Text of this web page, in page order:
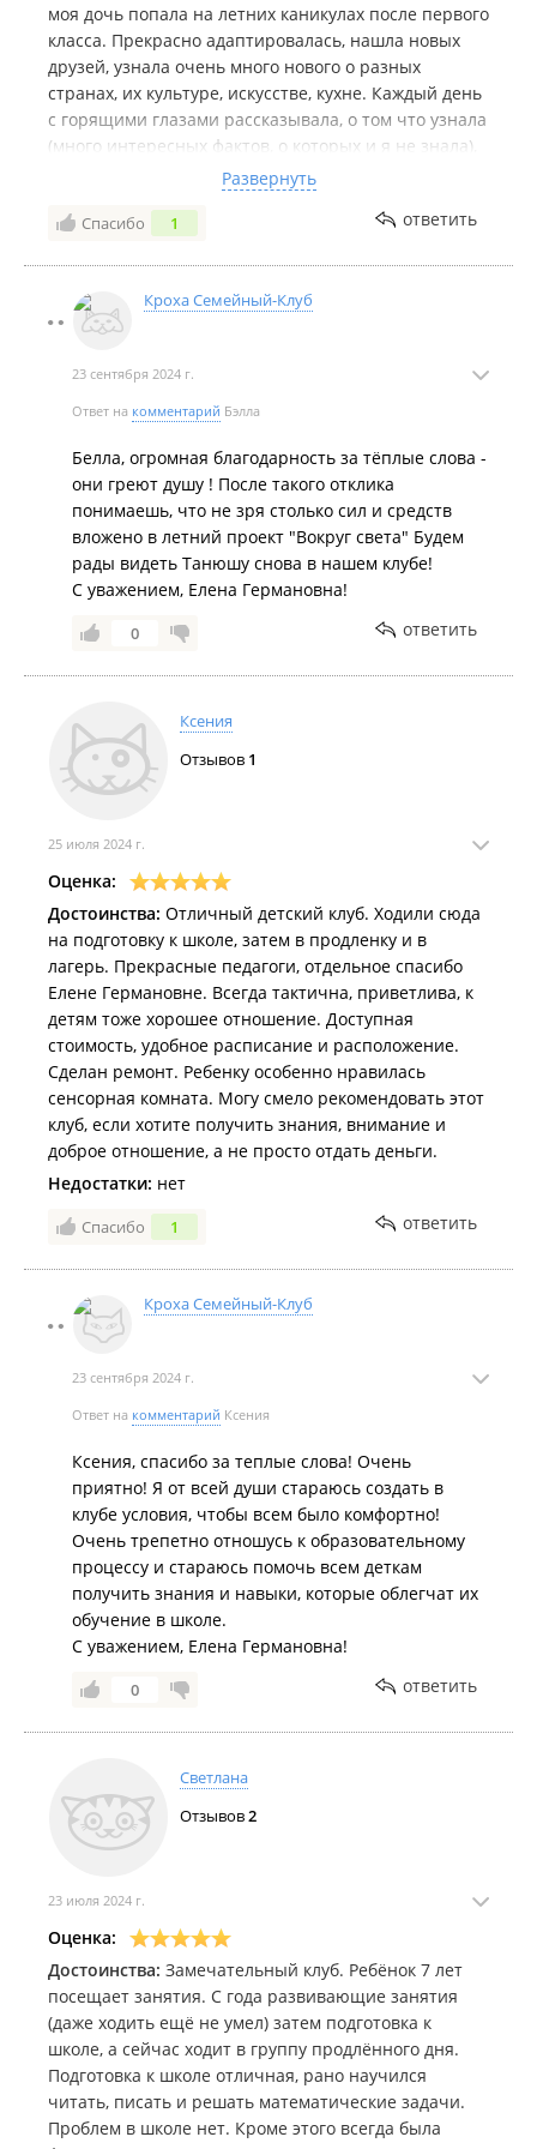
моя дочь попала на летних каникулах после первого
класса. Прекрасно адаптировалась, нашла новых
друзей, узнала очень много нового о разных
странах, их культуре, искусстве, кухне. Каждый день
с горящими глазами рассказывала, о том что узнала
(много интересных фактов, о которых и я не знала),
что делали, а это и подготовка к концертам, мастер-
классы по приготовлению различных блюд кухонь
мира (взяли на заметку и готовим дома), рисование,
расслабиться и отдохнуть. Аквариум, гамаки,
световые песочницы и ещё много интересного.
раздумий где ребенку провести лето. Настолько
было интересно, что моя девочка ждала когда
Прекрасный педагог и основатель лагеря - Елена
Германовна, с любовью и заботой относится к
детям, может найти подход к каждому. Спасибо Вам
огромное за организацию досуга наших детей.
Развернуть
Спасибо 1 ответить
Кроха Семейный-Клуб
23 сентября 2024 г.
Ответ на комментарий Бэлла
Белла, огромная благодарность за тёплые слова -
они греют душу ! После такого отклика
понимаешь, что не зря столько сил и средств
вложено в летний проект "Вокруг света" Будем
рады видеть Танюшу снова в нашем клубе!
С уважением, Елена Германовна!
0 ответить
Ксения
Отзывов 1
25 июля 2024 г.
Оценка:
Достоинства: Отличный детский клуб. Ходили сюда
на подготовку к школе, затем в продленку и в
лагерь. Прекрасные педагоги, отдельное спасибо
Елене Германовне. Всегда тактична, приветлива, к
детям тоже хорошее отношение. Доступная
стоимость, удобное расписание и расположение.
Сделан ремонт. Ребенку особенно нравилась
сенсорная комната. Могу смело рекомендовать этот
клуб, если хотите получить знания, внимание и
доброе отношение, а не просто отдать деньги.
Недостатки: нет
Спасибо 1 ответить
Кроха Семейный-Клуб
23 сентября 2024 г.
Ответ на комментарий Ксения
Ксения, спасибо за теплые слова! Очень
приятно! Я от всей души стараюсь создать в
клубе условия, чтобы всем было комфортно!
Очень трепетно отношусь к образовательному
процессу и стараюсь помочь всем деткам
получить знания и навыки, которые облегчат их
обучение в школе.
С уважением, Елена Германовна!
0 ответить
Светлана
Отзывов2
23 июля 2024 г.
Оценка:
Достоинства: Замечательный клуб. Ребёнок 7 лет
посещает занятия. С года развивающие занятия
(даже ходить ещё не умел) затем подготовка к
школе, а сейчас ходит в группу продлённого дня.
Подготовка к школе отличная, рано научился
читать, писать и решать математические задачи.
Проблем в школе нет. Кроме этого всегда была